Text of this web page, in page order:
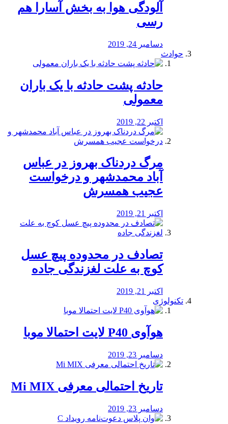
آلودگی هوا به بخش آسارا هم
رسی
دسامبر 24, 2019
حوادث
️حادثه پشت حادثه با یک باران
معمولی
اکتبر 22, 2019
مرگ دردناک بهروز در عباس
آباد محمدشهر و درخواست
عجیب همسرش
اکتبر 21, 2019
تصادف در محدوده پیچ عسل
کوچ به علت لغزندگی جاده
اکتبر 21, 2019
تکنولوژی
هوآوی P40 لایت احتمالا موبا
دسامبر 23, 2019
تاریخ احتمالی معرفی Mi MIX
دسامبر 23, 2019